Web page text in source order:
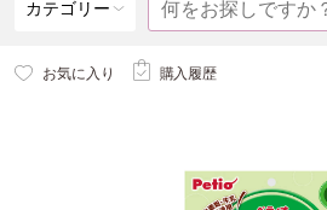
カテゴリー
お気に入り 購入履歴